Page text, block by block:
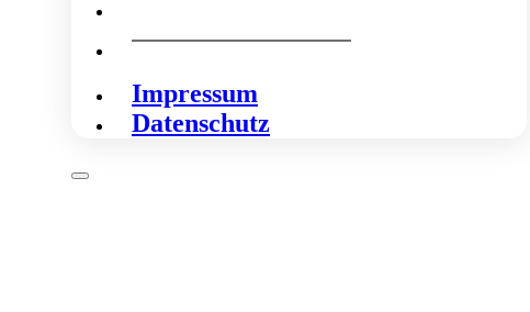
Impressum
Datenschutz